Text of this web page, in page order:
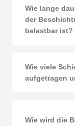
Wie lange
der
belastbar ist?
Wie viele
aufgetragen
Wie wird die